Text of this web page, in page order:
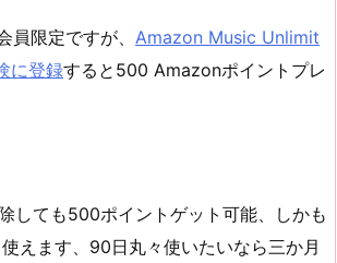
限定ですが、 Amazon Music Unlimit
に登録すると500 Amazonポイントプレ
しても500ポイントゲット可能、しかも
えます、90日丸々使いたいなら三か月